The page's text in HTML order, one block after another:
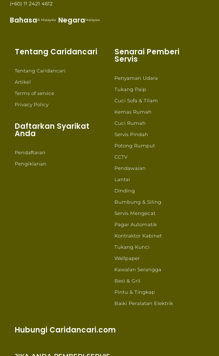
(+60) 11 2421 4612
BahasaB. Malaysia NegaraMalaysia
Tentang Caridancari
Tentang Caridancari
Artikel
Terms of service
Privacy Policy
Daftarkan Syarikat
Anda
Pendaftaran
Pengiklanan
Senarai Pemberi
Servis
Penyaman Udara
Tukang Paip
Cuci Sofa & Tilam
Kemas Rumah
Cuci Rumah
Servis Pindah
Potong Rumput
CCTV
Pendawaian
Lantai
Dinding
Bumbung & Siling
Servis Mengecat
Pagar Automatik
Kontraktor Kabinet
Tukang Kunci
Wallpaper
Kawalan Serangga
Besi & Gril
Pintu & Tingkap
Baiki Peralatan Elektrik
Hubungi Caridancari.com